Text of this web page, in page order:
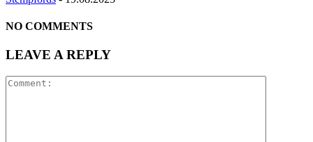
NO COMMENTS
LEAVE A REPLY